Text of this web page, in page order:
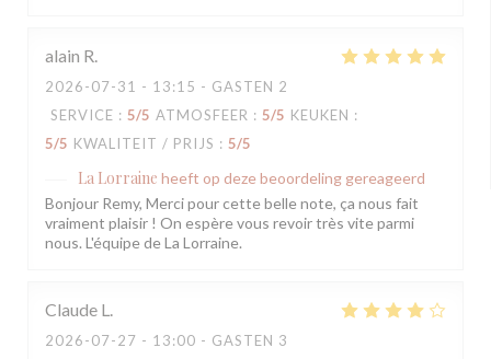
alain R
2026-07-31 - 13:15 - GASTEN 2
SERVICE : 5/5 ATMOSFEER : 5/5 KEUKEN :
5/5 KWALITEIT / PRIJS : 5/5
La Lorraine heeft op deze beoordeling gereageerd
Bonjour Remy, Merci pour cette belle note, ça nous fait
vraiment plaisir ! On espère vous revoir très vite parmi
nous. L'équipe de La Lorraine.
Claude L
2026-07-27 - 13:00 - GASTEN 3